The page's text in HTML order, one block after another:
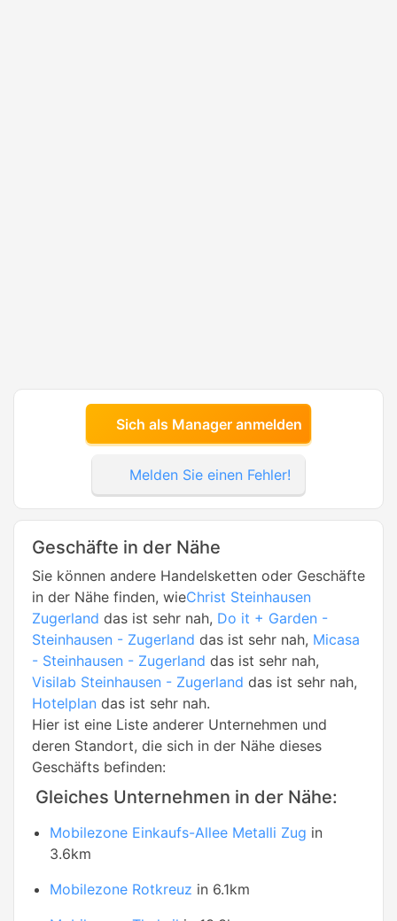
Sich als Manager anmelden
Melden Sie einen Fehler!
Geschäfte in der Nähe
Sie können andere Handelsketten oder Geschäfte
in der Nähe finden, wieChrist Steinhausen
Zugerland das ist sehr nah, Do it + Garden -
Steinhausen - Zugerland das ist sehr nah, Micasa
- Steinhausen - Zugerland das ist sehr nah,
Visilab Steinhausen - Zugerland das ist sehr nah,
Hotelplan das ist sehr nah.
Hier ist eine Liste anderer Unternehmen und
deren Standort, die sich in der Nähe dieses
Geschäfts befinden:
Gleiches Unternehmen in der Nähe:
Mobilezone Einkaufs-Allee Metalli Zug in
3.6km
Mobilezone Rotkreuz in 6.1km